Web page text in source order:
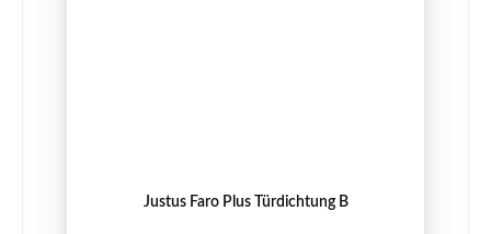
Justus Faro Plus Türdichtung B